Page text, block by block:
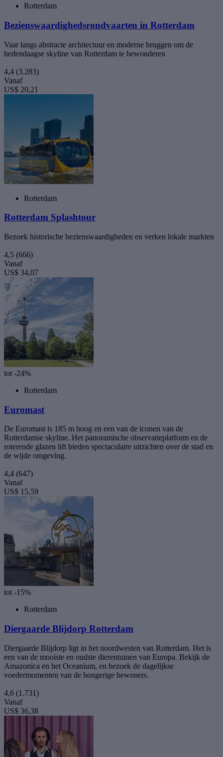
Rotterdam
Bezienswaardighedsrondvaarten in Rotterdam
Vaar langs abstracte architectuur en moderne bruggen om de
hedendaagse skyline van Rotterdam te bewonderen
4,4 (3.283)
Vanaf
US$ 20,21
Rotterdam
Rotterdam Splashtour
Bezoek historische bezienswaardigheden en verken lokale markten
4,5 (666)
Vanaf
US$ 34,07
tot -24%
Rotterdam
Euromast
De Euromast is 185 m hoog en een van de iconen van de
Rotterdamse skyline. Het panoramische observatieplatform en de
roterende glazen lift bieden spectaculaire uitzichten over de stad en
de wijde omgeving.
4,4 (647)
Vanaf
US$ 15,59
tot -15%
Rotterdam
Diergaarde Blijdorp Rotterdam
Diergaarde Blijdorp ligt in het noordwesten van Rotterdam. Het is
een van de mooiste en oudste dierentuinen van Europa. Bekijk de
Amazonica en het Oceanium, en bezoek de dagelijkse
voedermomenten van de hongerige bewoners.
4,6 (1.731)
Vanaf
US$ 36,38